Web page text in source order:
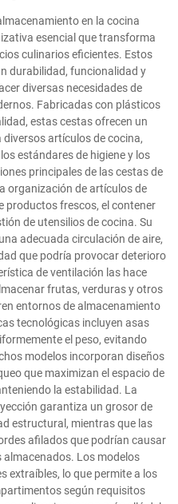
en la cocina
esencial que transforma
culinarios eficientes. Estos
durabilidad, funcionalidad y
diversas necesidades de
Fabricadas con plásticos
estas cestas ofrecen un
artículos de cocina,
estándares de higiene y los
principales de las cestas de
organización de artículos de
productos frescos, el contener
de utensilios de cocina. Su
adecuada circulación de aire,
que podría provocar deterioro
de ventilación las hace
frutas, verduras y otros
entornos de almacenamiento
tecnológicas incluyen asas
el peso, evitando
modelos incorporan diseños
que maximizan el espacio de
la estabilidad. La
garantiza un grosor de
estructural, mientras que las
afilados que podrían causar
almacenados. Los modelos
extraíbles, lo que permite a los
según requisitos